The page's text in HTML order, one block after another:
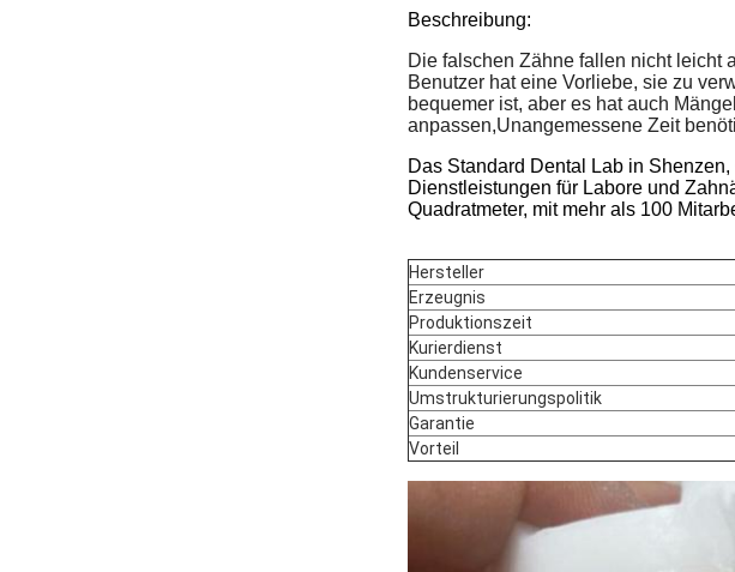
Beschreibung:
Die falschen Zähne fallen nicht leicht
Benutzer hat eine Vorliebe, sie zu
bequemer ist, aber es hat auch
anpassen,Unangemessene Zeit
Das Standard Dental Lab in
Dienstleistungen für Labore und
Quadratmeter, mit mehr als 100
Hersteller
Erzeugnis
Produktionszeit
Kurierdienst
Kundenservice
Umstrukturierungspolitik
Garantie
Vorteil